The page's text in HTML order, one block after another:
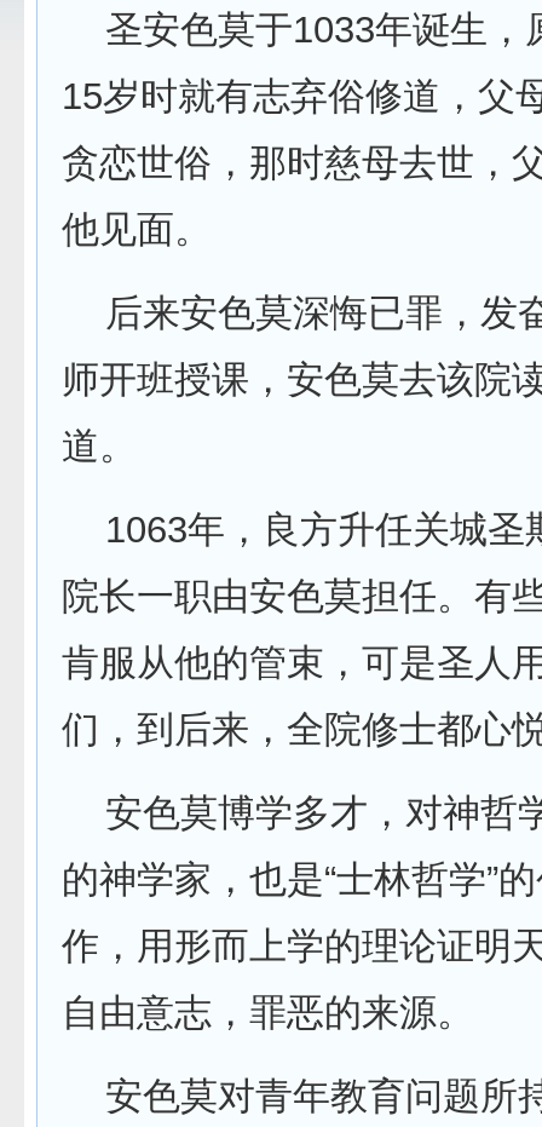
圣安色莫于1033年诞生，
15岁时就有志弃俗修道，父
贪恋世俗，那时慈母去世，
他见面。
后来安色莫深悔已罪，发
师开班授课，安色莫去该院
道。
1063年，良方升任关城圣
院长一职由安色莫担任。有
肯服从他的管束，可是圣人
们，到后来，全院修士都心
安色莫博学多才，对神哲
的神学家，也是“士林哲学”
作，用形而上学的理论证明
自由意志，罪恶的来源。
安色莫对青年教育问题所